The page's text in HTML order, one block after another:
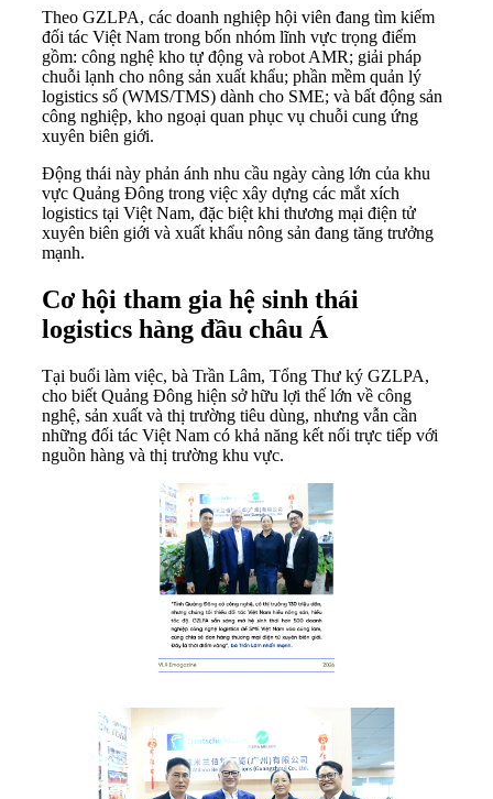
Theo GZLPA, các doanh nghiệp hội viên đang tìm kiếm
đối tác Việt Nam trong bốn nhóm lĩnh vực trọng điểm
gồm: công nghệ kho tự động và robot AMR; giải pháp
chuỗi lạnh cho nông sản xuất khẩu; phần mềm quản lý
logistics số (WMS/TMS) dành cho SME; và bất động sản
công nghiệp, kho ngoại quan phục vụ chuỗi cung ứng
xuyên biên giới.
Động thái này phản ánh nhu cầu ngày càng lớn của khu
vực Quảng Đông trong việc xây dựng các mắt xích
logistics tại Việt Nam, đặc biệt khi thương mại điện tử
xuyên biên giới và xuất khẩu nông sản đang tăng trưởng
mạnh.
Cơ hội tham gia hệ sinh thái
logistics hàng đầu châu Á
Tại buổi làm việc, bà Trần Lâm, Tổng Thư ký GZLPA,
cho biết Quảng Đông hiện sở hữu lợi thế lớn về công
nghệ, sản xuất và thị trường tiêu dùng, nhưng vẫn cần
những đối tác Việt Nam có khả năng kết nối trực tiếp với
nguồn hàng và thị trường khu vực.